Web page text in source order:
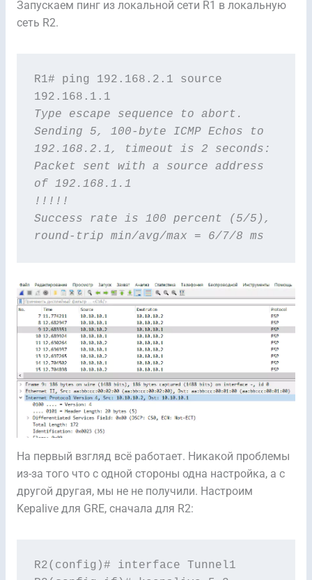
Запускаем пинг из локальной сети R1 в локальную
сеть R2.
R1# ping 192.168.2.1 source
Type escape sequence to abort.
Sending 5, 100-byte ICMP Echos to
192.168.2.1, timeout is 2 seconds:
Packet sent with a source address
of 192.168.1.1
!!!!!
Success rate is 100 percent (5/5),
round-trip min/avg/max = 6/7/8 ms
На первый взгляд всё работает. Никакой проблемы
из-за того что с одной стороны одна настройка, а с
другой другая, мы не не получили. Настроим
Kepalive для GRE, сначала для R2:
R2(config)# interface Tunnel1